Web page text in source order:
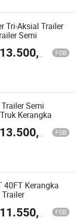
Tri-Aksial Trailer
Semi
13.500,00 FOB
Semi
Kerangka
13.500,00 FOB
40FT Kerangka
11.550,00 FOB